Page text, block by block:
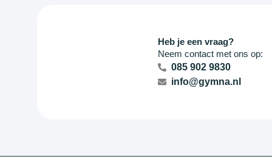
Heb je een vraag?
Neem contact met ons op:
085 902 9830
info@gymna.nl